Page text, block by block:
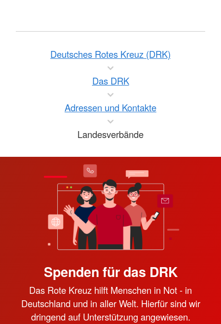
Deutsches Rotes Kreuz (DRK)
Das DRK
Adressen und Kontakte
Landesverbände
Spenden für das DRK
Das Rote Kreuz hilft Menschen in Not - in
Deutschland und in aller Welt. Hierfür sind wir
dringend auf Unterstützung angewiesen.